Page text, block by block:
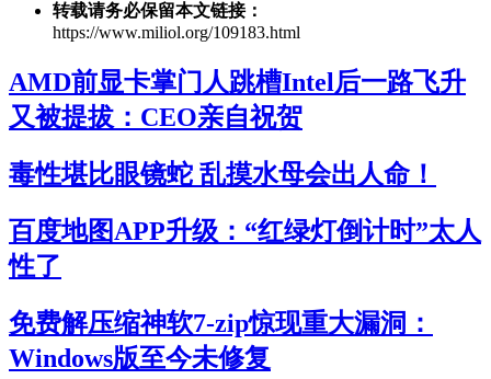
转载请务必保留本文链接：
https://www.miliol.org/109183.html
AMD前显卡掌门人跳槽Intel后一路飞升
又被提拔：CEO亲自祝贺
毒性堪比眼镜蛇 乱摸水母会出人命！
百度地图APP升级：“红绿灯倒计时”太人
性了
免费解压缩神软7-zip惊现重大漏洞：
Windows版至今未修复